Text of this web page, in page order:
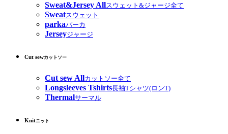
Sweat&Jersey Allスウェット&ジャージ全て
Sweatスウェット
parkaパーカ
Jerseyジャージ
Cut sewカットソー
Cut sew Allカットソー全て
Longsleeves Tshirts長袖Tシャツ(ロンT)
Thermalサーマル
Knitニット